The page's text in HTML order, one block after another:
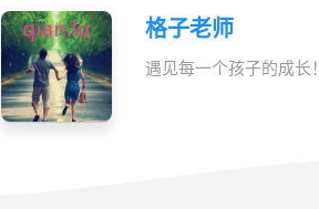
格子老师
遇见每一个孩子的成长！